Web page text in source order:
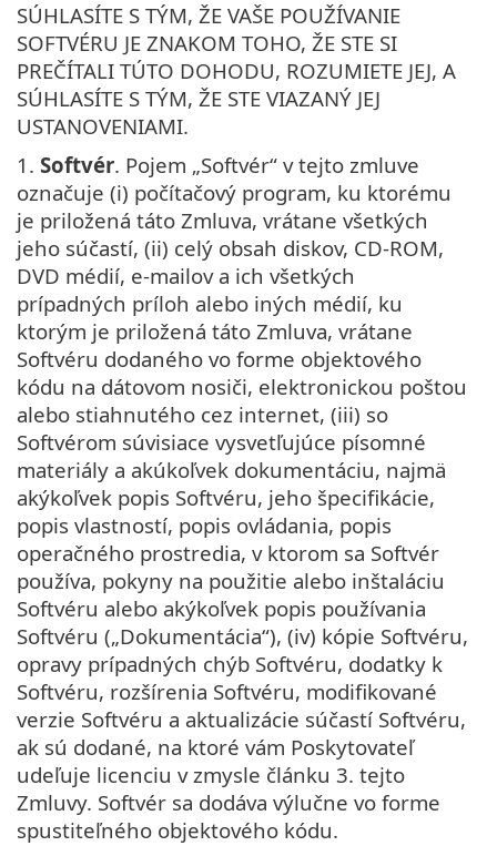
SÚHLASÍTE S TÝM, ŽE VAŠE POUŽÍVANIE
SOFTVÉRU JE ZNAKOM TOHO, ŽE STE SI
PREČÍTALI TÚTO DOHODU, ROZUMIETE JEJ, A
SÚHLASÍTE S TÝM, ŽE STE VIAZANÝ JEJ
USTANOVENIAMI.
1. Softvér. Pojem „Softvér“ v tejto zmluve
označuje (i) počítačový program, ku ktorému
je priložená táto Zmluva, vrátane všetkých
jeho súčastí, (ii) celý obsah diskov, CD-ROM,
DVD médií, e-mailov a ich všetkých
prípadných príloh alebo iných médií, ku
ktorým je priložená táto Zmluva, vrátane
Softvéru dodaného vo forme objektového
kódu na dátovom nosiči, elektronickou poštou
alebo stiahnutého cez internet, (iii) so
Softvérom súvisiace vysvetľujúce písomné
materiály a akúkoľvek dokumentáciu, najmä
akýkoľvek popis Softvéru, jeho špecifikácie,
popis vlastností, popis ovládania, popis
operačného prostredia, v ktorom sa Softvér
používa, pokyny na použitie alebo inštaláciu
Softvéru alebo akýkoľvek popis používania
Softvéru („Dokumentácia“), (iv) kópie Softvéru,
opravy prípadných chýb Softvéru, dodatky k
Softvéru, rozšírenia Softvéru, modifikované
verzie Softvéru a aktualizácie súčastí Softvéru,
ak sú dodané, na ktoré vám Poskytovateľ
udeľuje licenciu v zmysle článku 3. tejto
Zmluvy. Softvér sa dodáva výlučne vo forme
spustiteľného objektového kódu.